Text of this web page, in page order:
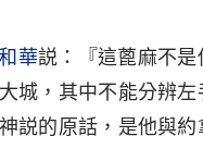
華説：『這蓖麻不
城，其中不能分辨左
説的原話，是他與